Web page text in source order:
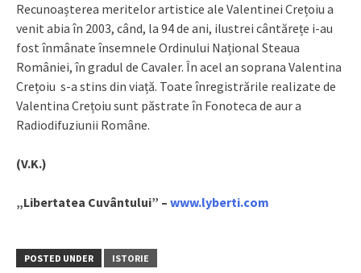
Recunoașterea meritelor artistice ale Valentinei Crețoiu a
venit abia în 2003, când, la 94 de ani, ilustrei cântărețe i-au
fost înmânate însemnele Ordinului Național Steaua
României, în gradul de Cavaler. În acel an soprana Valentina
Crețoiu s-a stins din viață. Toate înregistrările realizate de
Valentina Crețoiu sunt păstrate în Fonoteca de aur a
Radiodifuziunii Române.
(V.K.)
„Libertatea Cuvântului” – www.lyberti.com
POSTED UNDER ISTORIE